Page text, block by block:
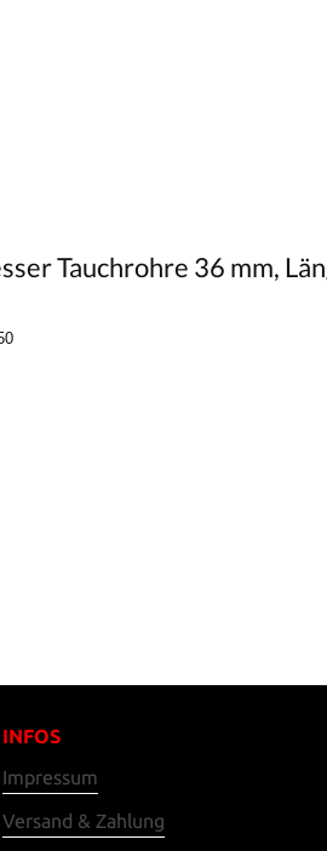
Tauchrohre 36 mm,
INFOS
Impressum
Versand & Zahlung